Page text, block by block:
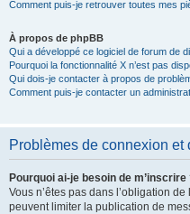
Comment puis-je retrouver toutes mes
À propos de phpBB
Qui a développé ce logiciel de forum de
Pourquoi la fonctionnalité X n’est pas
Qui dois-je contacter à propos de
Comment puis-je contacter un
Problèmes de connexion et
Pourquoi ai-je besoin de m’inscrire
Vous n’êtes pas dans l’obligation
peuvent limiter la publication de